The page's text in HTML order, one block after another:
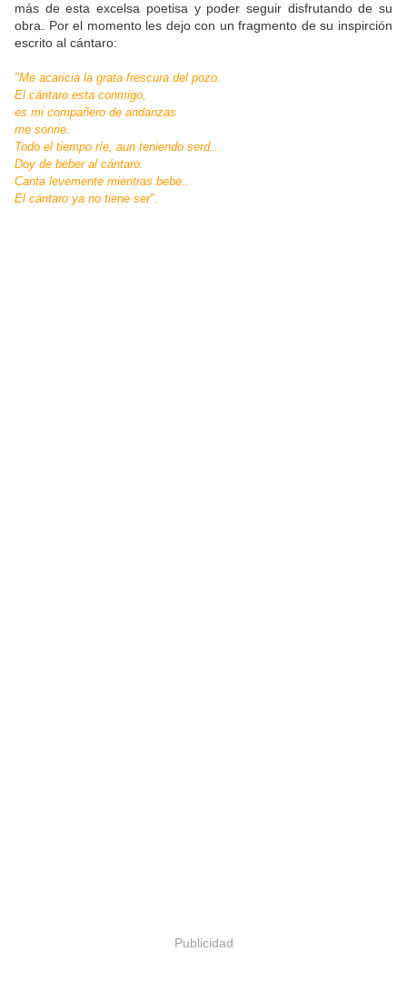
más de esta excelsa poetisa y poder seguir disfrutando de su
obra. Por el momento les dejo con un fragmento de su inspirción
escrito al cántaro:
"Me acaricia la grata frescura del pozo.
El cántaro esta conmigo,
es mi compañero de andanzas
me sonrie.
Todo el tiempo ríe, aun teniendo serd...
Doy de beber al cántaro.
Canta levemente mientras bebe..
El cántaro ya no tiene ser".
Publicidad